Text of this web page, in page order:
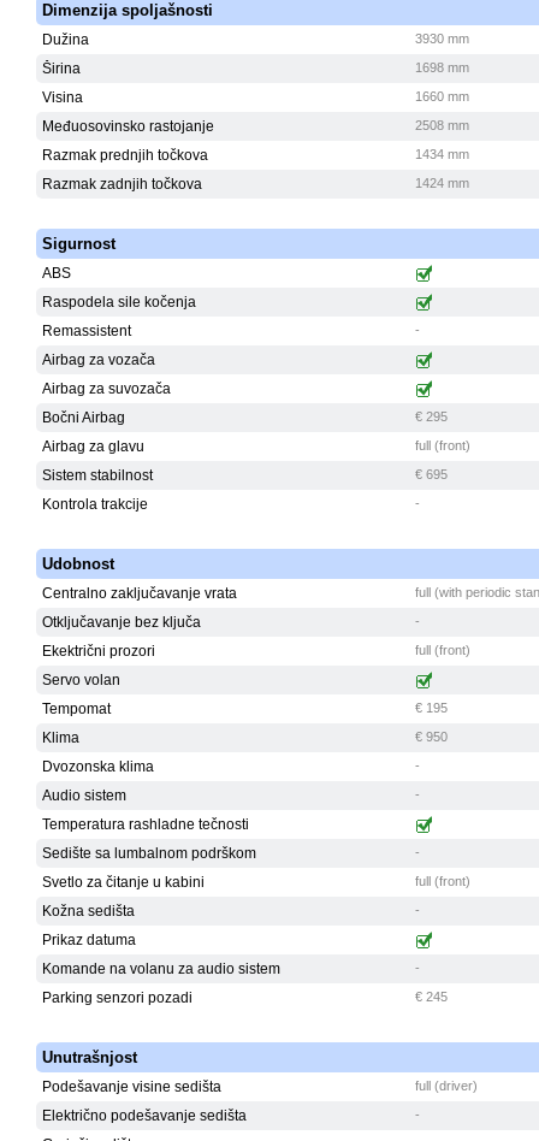
Dimenzija spoljašnosti
Dužina 3930 mm
Širina 1698 mm
Visina 1660 mm
Međuosovinsko rastojanje 2508 mm
Razmak prednjih točkova 1434 mm
Razmak zadnjih točkova 1424 mm
Sigurnost
ABS
Raspodela sile kočenja
Remassistent
-
Airbag za vozača
Airbag za suvozača
Bočni Airbag
€ 295
Airbag za glavu full (front)
Sistem stabilnost € 695
Kontrola trakcije -
Udobnost
Centralno zaključavanje vrata full (with periodic
Otključavanje bez ključa -
Ekektrični prozori full (front)
Servo volan
Tempomat
€ 195
Klima € 950
Dvozonska klima -
Audio sistem -
Temperatura rashladne tečnosti
Sedište sa lumbalnom podrškom
-
Svetlo za čitanje u kabini full (front)
Kožna sedišta -
Prikaz datuma
Komande na volanu za audio sistem
-
Parking senzori pozadi € 245
Unutrašnjost
Podešavanje visine sedišta full (driver)
Električno podešavanje sedišta -